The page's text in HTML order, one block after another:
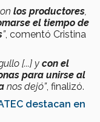
los productores
el tiempo de
”, comentó Cristina
[...] y con el
para unirse al
nos dejó”, finalizó.
destacan en